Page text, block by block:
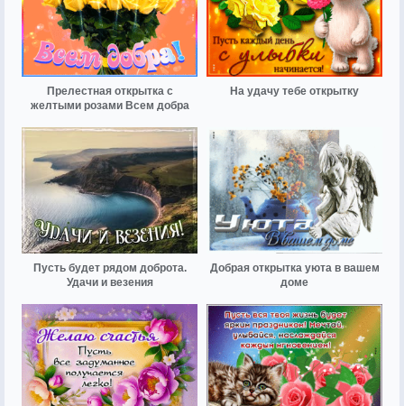
Прелестная открытка с
желтыми розами Всем добра
На удачу тебе открытку
Пусть будет рядом доброта.
Удачи и везения
Добрая открытка уюта в вашем
доме